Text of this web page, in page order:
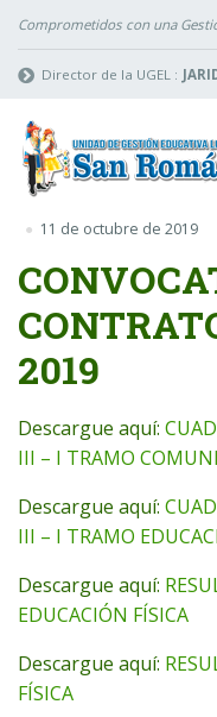
Comprometidos con una
Director de la UGEL :
11 de octubre de 2019
2019
Descargue aquí:
III – I TRAMO
Descargue aquí:
III – I TRAMO
Descargue aquí:
EDUCACIÓN FÍSICA
Descargue aquí:
FÍSICA